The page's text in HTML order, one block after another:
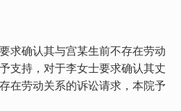
确认其与宫某生前不存在劳动
支持，对于李女士要求确认其丈
在劳动关系的诉讼请求，本院予